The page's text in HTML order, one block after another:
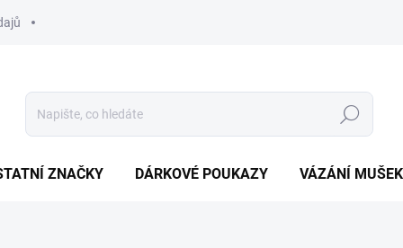
Hledat
ZNAČKY DÁRKOVÉ POUKAZY VÁZÁNÍ MUŠEK